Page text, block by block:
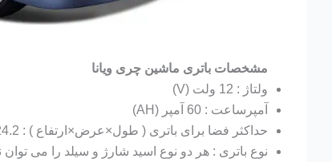
مشخصات باتری ماشین چری ویانا
ولتاژ : 12 ولت (V)
آمپرساعت : 60 آمپر (AH)
حداکثر فضا برای باتری ( طول×عرض×ارتفاع ) : 24.2*17.5*19 سانتی متر (CM)
نوع باتری : هر دو نوع اسید شارژ و سیلد را می